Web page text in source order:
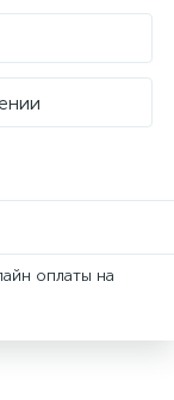
оплаты на